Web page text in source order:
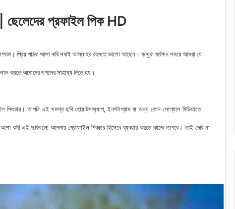
প্রফাইল পিক HD
প্রিয় পাঠক আসা করি সবাই আল্লাহর রহমতে ভালো আছেন। বন্ধুরা বর্তমান সময়ে আমরা যে
করতে আমাদের গুগলের সাহায্য নিতে হয়।
পিকচার। আপনি এই সমস্ত ছবি হোয়াটসঅ্যাপ, ইনস্টাগ্রাম বা অন্য কোন সোশ্যাল মিডিয়াতে
করি এই ছবিগুলো আপনার প্রোফাইল পিকচার হিসেবে ব্যবহার করতে কাজে লাগবে। তাই দেরি না